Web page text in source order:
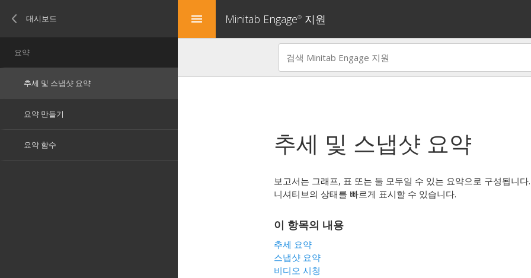
menu Minitab Engage® 지원
추세 및 스냅샷 요약
보고서는 그래프, 표 또는 둘 모두일 수 있는 요약으로 구성됩니
니셔티브의 상태를 빠르게 표시할 수 있습니다.
이 항목의 내용
추세 요약
스냅샷 요약
비디오 시청